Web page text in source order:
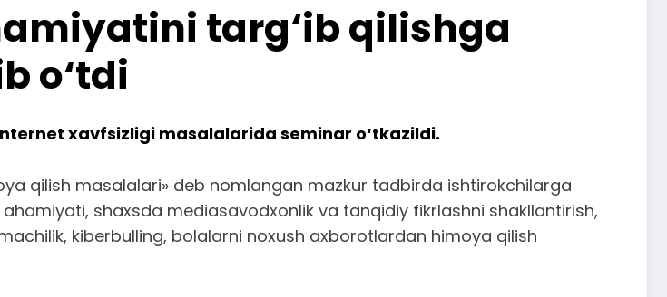
targ‘ib qilishga
o‘tdi
xavfsizligi masalalarida seminar o‘tkazildi.
qilish masalalari» deb nomlangan mazkur tadbirda ishtirokchilarga
shaxsda mediasavodxonlik va tanqidiy fikrlashni shakllantirish,
kiberbulling, bolalarni noxush axborotlardan himoya qilish